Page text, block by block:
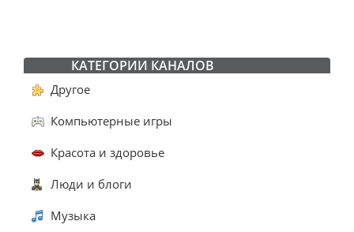
КАТЕГОРИИ КАНАЛОВ
Другое
Компьютерные игры
Красота и здоровье
Люди и блоги
Музыка